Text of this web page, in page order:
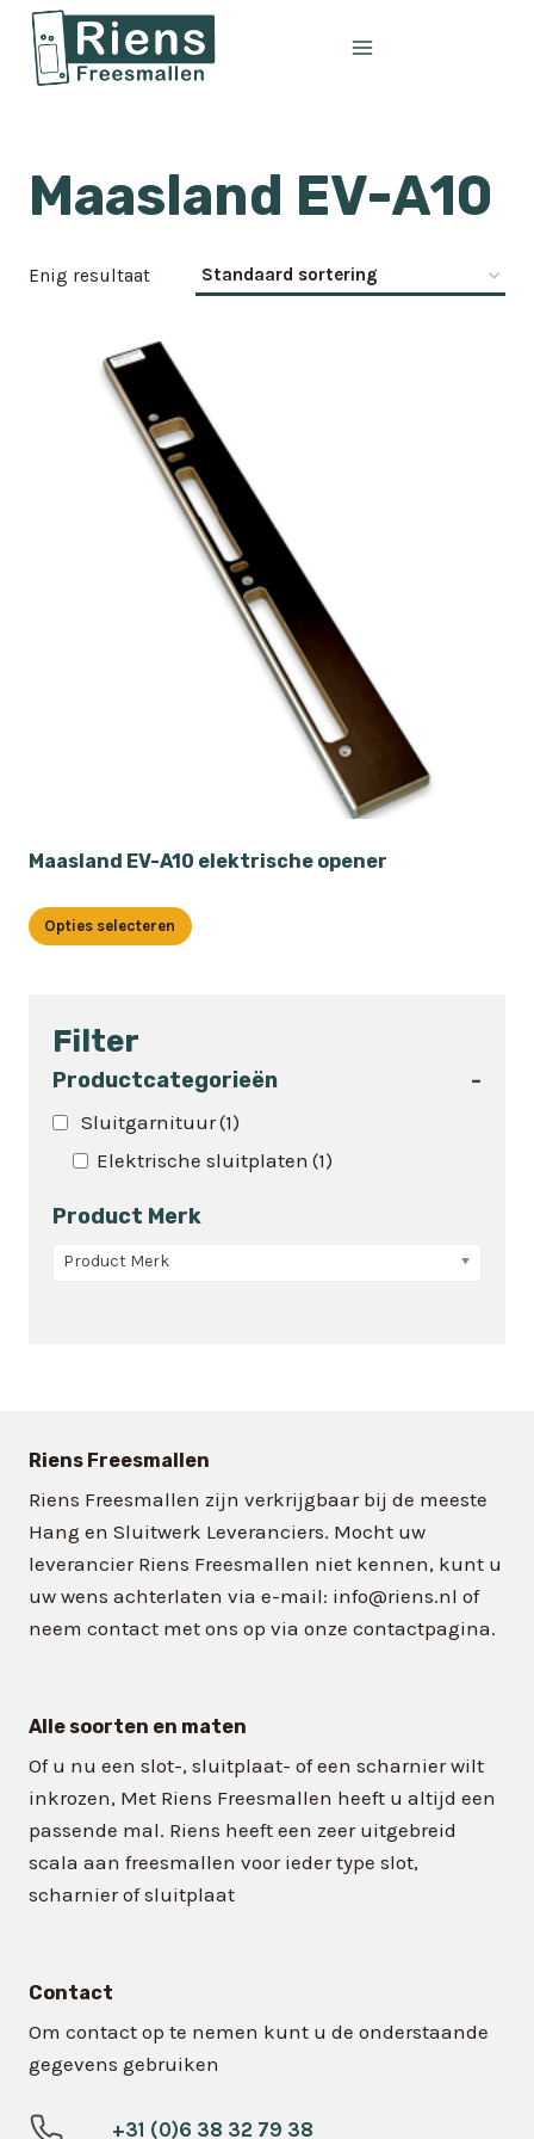
Doorgaan
naar
inhoud
Maasland EV-A10
Enig resultaat
Maasland EV-A10 elektrische opener
Opties selecteren
meerdere
variaties.
optie
worden
Filter
Productcategorieën -
Sluitgarnituur(1)
Elektrische sluitplaten (1)
Product Merk
Product Merk
Riens Freesmallen
Riens Freesmallen zijn verkrijgbaar bij de meeste
Hang en Sluitwerk Leveranciers. Mocht uw
leverancier Riens Freesmallen niet kennen, kunt u
uw wens achterlaten via e-mail: info@riens.nl of
neem contact met ons op via onze contactpagina.
Alle soorten en maten
Of u nu een slot-, sluitplaat- of een scharnier wilt
inkrozen, Met Riens Freesmallen heeft u altijd een
passende mal. Riens heeft een zeer uitgebreid
scala aan freesmallen voor ieder type slot,
scharnier of sluitplaat
Contact
Om contact op te nemen kunt u de onderstaande
gegevens gebruiken
+31 (0)6 38 32 79 38